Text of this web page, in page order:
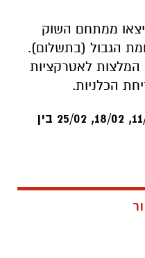
בשעות 10:00, 12:00 ו-14:00 יצאו ממתחם השוק
הגבול (בתשלום).
לאטרקציות
הכלניות.
השוק יתקיים בשבתות 11/02, 18/02, 25/02 בין